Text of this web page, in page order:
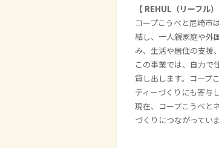
【 REHUL（リーフル）
コープこうべと尼崎市
結し、一人親家庭や外
み、生活や居住の支援
この事業では、自力で
貸し出します。コープ
ティーづくりにも寄与
現在、コープこうべと
づくりにつながっていま